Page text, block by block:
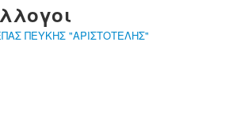
ΠΕΥΚΗΣ "ΑΡΙΣΤΟΤΕΛΗΣ"